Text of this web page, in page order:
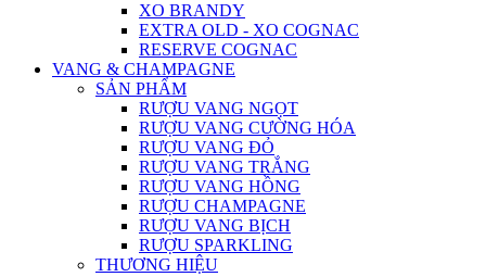
XO BRANDY
EXTRA OLD - XO COGNAC
RESERVE COGNAC
VANG & CHAMPAGNE
SẢN PHẨM
RƯỢU VANG NGỌT
RƯỢU VANG CƯỜNG HÓA
RƯỢU VANG ĐỎ
RƯỢU VANG TRẮNG
RƯỢU VANG HỒNG
RƯỢU CHAMPAGNE
RƯỢU VANG BỊCH
RƯỢU SPARKLING
THƯƠNG HIỆU